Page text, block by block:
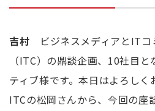
吉村 ビジネスメディアとITコ
（ITC）の鼎談企画、10社目
ティブ様です。本日はよろしく
ITCの松岡さんから、今回の座